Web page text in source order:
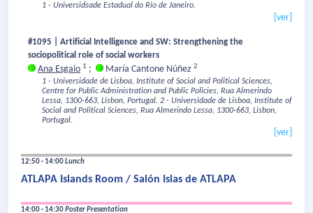
1 - Universidsade Estadual do Rio de Janeiro.
[ver]
#1095 | Artificial Intelligence and SW: Strengthening the
sociopolitical role of social workers
Ana Esgaio 1 ; María Cantone Núñez 2
1 - Universidade de Lisboa, Institute of Social and Political Sciences,
Centre for Public Administration and Public Policies, Rua Almerindo
Lessa, 1300-663, Lisbon, Portugal. 2 - Universidade de Lisboa, Institute of
Social and Political Sciences, Rua Almerindo Lessa, 1300-663, Lisbon,
Portugal.
[ver]
12:50 - 14:00Lunch
ATLAPA Islands Room / Salón Islas de ATLAPA
14:00 - 14:30Poster Presentation